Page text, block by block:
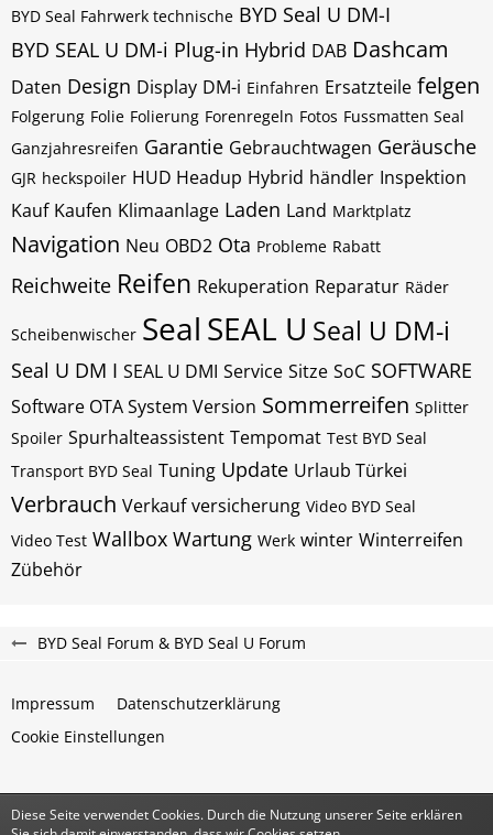
BYD Seal Fahrwerk technische BYD Seal U DM-I
BYD SEAL U DM-i Plug-in Hybrid DAB Dashcam
Daten Design Display DM-i Einfahren Ersatzteile felgen
Folgerung Folie Folierung Forenregeln Fotos Fussmatten Seal
Ganzjahresreifen Garantie Gebrauchtwagen Geräusche
GJR heckspoiler HUD Headup Hybrid händler Inspektion
Kauf Kaufen Klimaanlage Laden Land Marktplatz
Navigation Neu OBD2 Ota Probleme Rabatt
Reichweite Reifen Rekuperation Reparatur Räder
Scheibenwischer Seal SEAL U Seal U DM-i
Seal U DM I SEAL U DMI Service Sitze SoC SOFTWARE
Software OTA System Version Sommerreifen Splitter
Spoiler Spurhalteassistent Tempomat Test BYD Seal
Transport BYD Seal Tuning Update Urlaub Türkei
Verbrauch Verkauf versicherung Video BYD Seal
Video Test Wallbox Wartung Werk winter Winterreifen
Zübehör
BYD Seal Forum & BYD Seal U Forum
Impressum
Datenschutzerklärung
Cookie Einstellungen
Community-Software:WoltLab Suite™
Diese Seite verwendet Cookies. Durch die Nutzung unserer Seite erklären